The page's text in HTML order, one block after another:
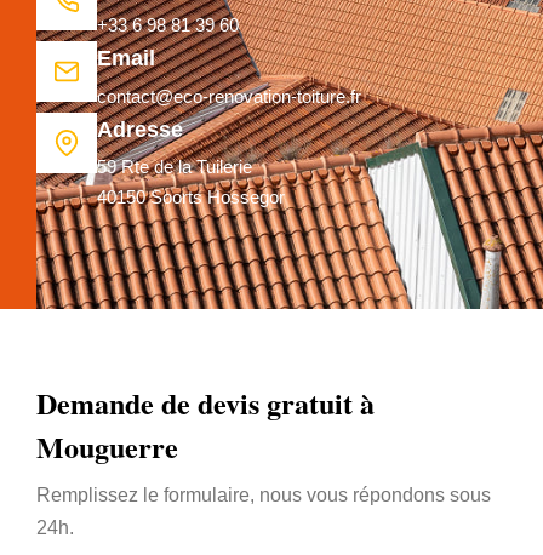
+33 6 98 81 39 60
Email
contact@eco-renovation-toiture.fr
Adresse
59 Rte de la Tuilerie
40150 Soorts Hossegor
Demande de devis gratuit à
Mouguerre
Remplissez le formulaire, nous vous répondons sous
24h.